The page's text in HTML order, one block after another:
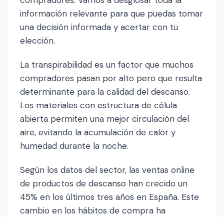
información relevante para que puedas tomar
una decisión informada y acertar con tu
elección.
La transpirabilidad es un factor que muchos
compradores pasan por alto pero que resulta
determinante para la calidad del descanso.
Los materiales con estructura de célula
abierta permiten una mejor circulación del
aire, evitando la acumulación de calor y
humedad durante la noche.
Según los datos del sector, las ventas online
de productos de descanso han crecido un
45% en los últimos tres años en España. Este
cambio en los hábitos de compra ha